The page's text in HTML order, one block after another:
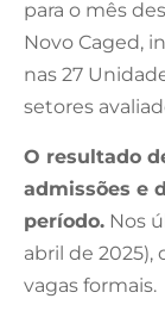
para o mês
Novo Caged,
nas 27
setores
O resultado
admissões e
período. Nos
abril de 2025),
vagas formais.